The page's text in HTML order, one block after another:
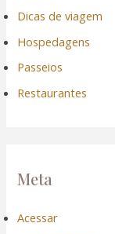
Dicas de viagem
Hospedagens
Passeios
Restaurantes
Meta
Acessar